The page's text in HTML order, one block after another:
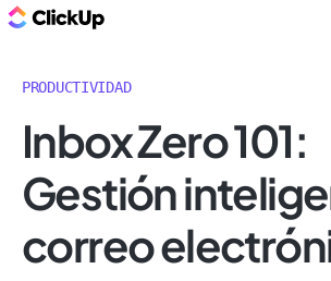
PRODUCTIVIDAD
Inbox Zero 101:
Gestión
correo